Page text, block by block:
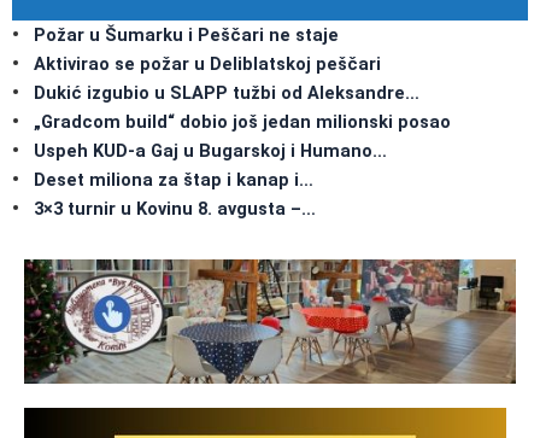
Požar u Šumarku i Peščari ne staje
Aktivirao se požar u Deliblatskoj peščari
Dukić izgubio u SLAPP tužbi od Aleksandre…
„Gradcom build“ dobio još jedan milionski posao
Uspeh KUD-a Gaj u Bugarskoj i Humano…
Deset miliona za štap i kanap i…
3×3 turnir u Kovinu 8. avgusta –…